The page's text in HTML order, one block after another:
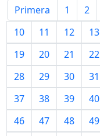
Primera 1 2
10
11 12 13
19
20 21 22
28
29 30 31
37
38 39 40
46
47 48 49